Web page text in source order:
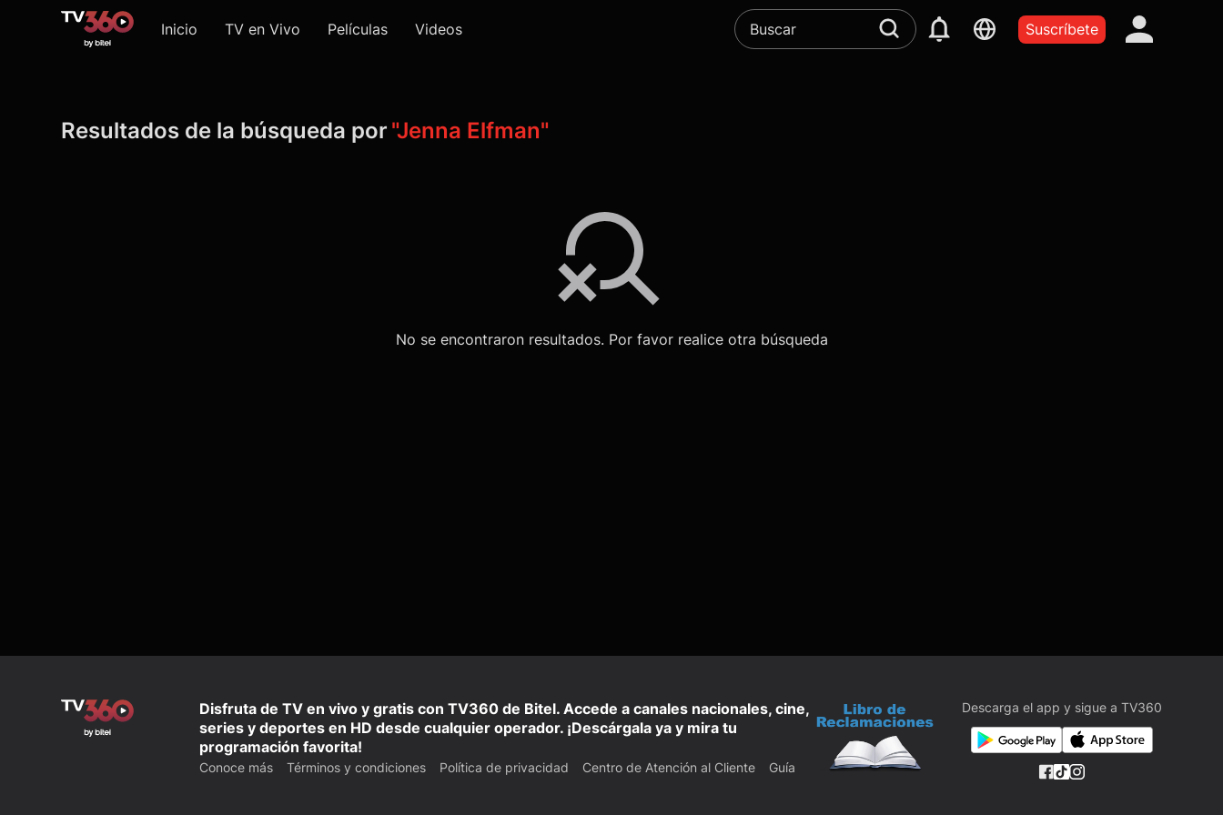
Inicio TV en Vivo Películas Videos Suscríbete
Resultados de la búsqueda por "Jenna Elfman"
No se encontraron resultados. Por favor realice otra búsqueda
Disfruta de TV en vivo y gratis con TV360 de Bitel. Accede a canales nacionales, cine,
series y deportes en HD desde cualquier operador. ¡Descárgala ya y mira tu
programación favorita!
Conoce más Términos y condiciones Política de privacidad Centro de Atención al Cliente Guía
Descarga el app y sigue a TV360